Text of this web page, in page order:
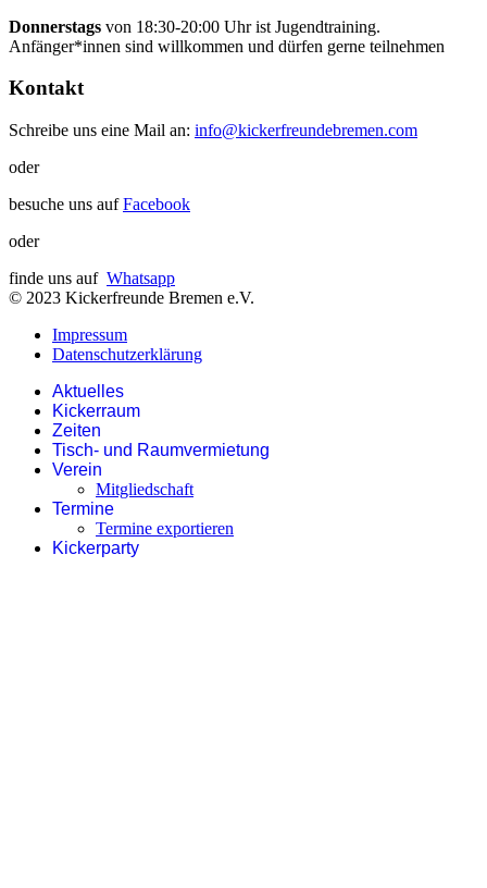
Donnerstags von 18:30-20:00 Uhr ist Jugendtraining.
Anfänger*innen sind willkommen und dürfen gerne teilnehmen
Kontakt
Schreibe uns eine Mail an: info@kickerfreundebremen.com
oder
besuche uns aufFacebook
oder
finde uns auf Whatsapp
© 2023 Kickerfreunde Bremen e.V.
Impressum
Datenschutzerklärung
Aktuelles
Kickerraum
Zeiten
Tisch- und Raumvermietung
Verein
Mitgliedschaft
Termine
Termine exportieren
Kickerparty